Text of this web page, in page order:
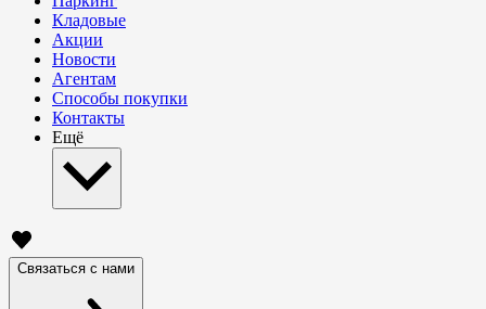
Кладовые
Акции
Новости
Агентам
Способы покупки
Контакты
Ещё
Связаться с нами